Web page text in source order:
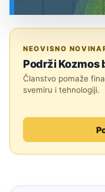
NEOVISNO
Podrži Kozmos
Članstvo pomaže
svemiru i tehnologiji.